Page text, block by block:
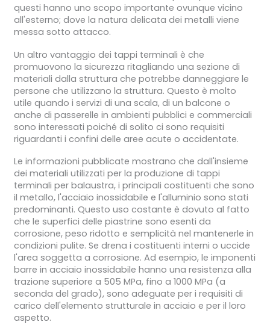
questi hanno uno scopo importante ovunque vicino
all'esterno; dove la natura delicata dei metalli viene
messa sotto attacco.
Un altro vantaggio dei tappi terminali è che
promuovono la sicurezza ritagliando una sezione di
materiali dalla struttura che potrebbe danneggiare le
persone che utilizzano la struttura. Questo è molto
utile quando i servizi di una scala, di un balcone o
anche di passerelle in ambienti pubblici e commerciali
sono interessati poiché di solito ci sono requisiti
riguardanti i confini delle aree acute o accidentate.
Le informazioni pubblicate mostrano che dall'insieme
dei materiali utilizzati per la produzione di tappi
terminali per balaustra, i principali costituenti che sono
il metallo, l'acciaio inossidabile e l'alluminio sono stati
predominanti. Questo uso costante è dovuto al fatto
che le superfici delle piastrine sono esenti da
corrosione, peso ridotto e semplicità nel mantenerle in
condizioni pulite. Se drena i costituenti interni o uccide
l'area soggetta a corrosione. Ad esempio, le imponenti
barre in acciaio inossidabile hanno una resistenza alla
trazione superiore a 505 MPa, fino a 1000 MPa (a
seconda del grado), sono adeguate per i requisiti di
carico dell'elemento strutturale in acciaio e per il loro
aspetto.